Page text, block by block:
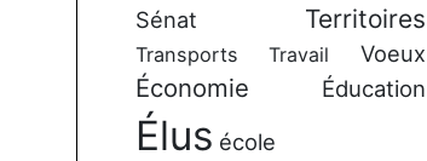
Sénat Territoires
Transports Travail Voeux
Économie Éducation
Élus école